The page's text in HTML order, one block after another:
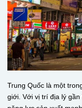
Trung Quốc là một
giới. Với vị trí địa lý